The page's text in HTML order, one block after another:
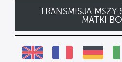
TRANSMISJA MSZY
MATKI